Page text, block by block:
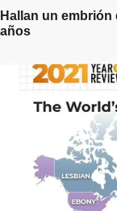
Hallan un
años